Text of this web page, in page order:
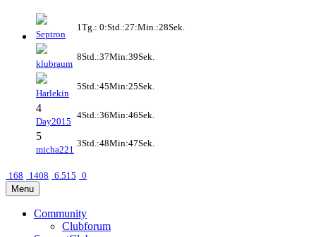
Septron
1Tg.: 0:Std.:27:Min.:28Sek.
klubraum
8Std.:37Min:39Sek.
Harlekin
5Std.:45Min:25Sek.
4
Day2015
4Std.:36Min:46Sek.
5
micha221
3Std.:48Min:47Sek.
168 1408 6.515 0
Menu
Community
Clubforum